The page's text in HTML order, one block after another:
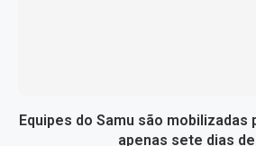
Equipes do Samu são mobilizadas
apenas sete dias